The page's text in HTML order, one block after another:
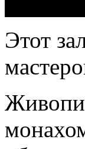
Этот